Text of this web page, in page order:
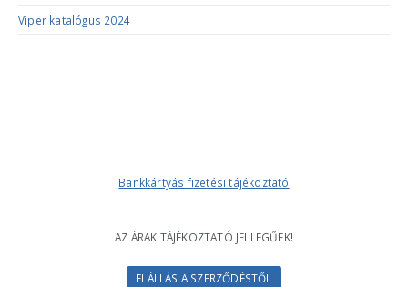
Viper katalógus 2024
Bankkártyás fizetési tájékoztató
AZ ÁRAK TÁJÉKOZTATÓ JELLEGŰEK!
ELÁLLÁS A SZERZŐDÉSTŐL